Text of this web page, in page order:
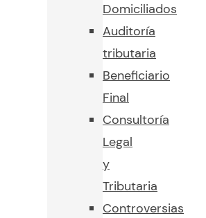
Domiciliados
Auditoría
tributaria
Beneficiario
Final
Consultoría
Legal
y
Tributaria
Controversias